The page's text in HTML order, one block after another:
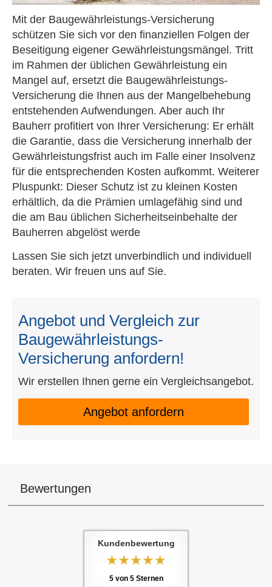
Mit der Baugewährleistungs-Versicherung
schützen Sie sich vor den finanziellen Folgen der
Beseitigung eigener Gewährleistungsmängel. Tritt
im Rahmen der üblichen Gewährleistung ein
Mangel auf, ersetzt die Baugewährleistungs-
Versicherung die Ihnen aus der Mangelbehebung
entstehenden Aufwendungen. Aber auch Ihr
Bauherr profitiert von Ihrer Versicherung: Er erhält
die Garantie, dass die Versicherung innerhalb der
Gewährleistungsfrist auch im Falle einer Insolvenz
für die entsprechenden Kosten aufkommt. Weiterer
Pluspunkt: Dieser Schutz ist zu kleinen Kosten
erhältlich, da die Prämien umlagefähig sind und
die am Bau üblichen Sicherheitseinbehalte der
Bauherren abgelöst werde
Lassen Sie sich jetzt unverbindlich und individuell
beraten. Wir freuen uns auf Sie.
Angebot und Vergleich zur
Baugewährleistungs-
Versicherung anfordern!
Wir erstellen Ihnen gerne ein Vergleichsangebot.
An­ge­bot an­for­dern
Bewertungen
Kundenbewertung
5von 5Sternen